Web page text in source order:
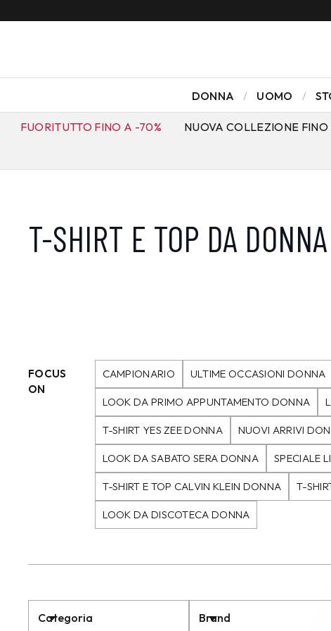
DONNA
FUORITUTTO FINO A -70% NUOVA COLLEZIONE
UOMO
T-SHIRT E TOP DA DONNA
FOCUS
ON
CAMPIONARIO ULTIME OCCASIONI DONNA
LOOK DA PRIMO APPUNTAMENTO DONNA
T-SHIRT YES ZEE DONNA NUOVI ARRIVI
LOOK DA SABATO SERA DONNA SPECIALE
T-SHIRT E TOP CALVIN KLEIN DONNA T-
LOOK DA DISCOTECA DONNA
Categoria Brand